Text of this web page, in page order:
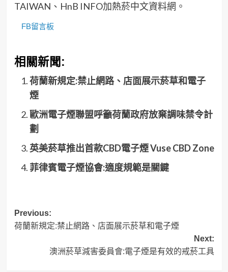
TAIWAN、HnB INFO加熱菸中文資料網。
FB留言板
相關新聞:
荷蘭新規定:禁止網路、店面展示菸草和電子
煙
歐洲電子煙聯盟呼籲荷蘭政府放棄調味禁令計
劃
英美菸草推出首款CBD電子煙 Vuse CBD Zone
菲律賓電子煙協會:適度規範是關鍵
Post
navigation
Previous:
荷蘭新規定:禁止網路、店面展示菸草和電子煙
Next:
澳洲菸草減害委員會:電子煙是有效的戒菸工具